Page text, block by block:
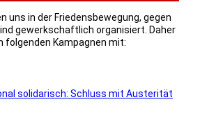
uns in der Friedensbewegung, gegen
gewerkschaftlich organisiert. Daher
folgenden Kampagnen mit: